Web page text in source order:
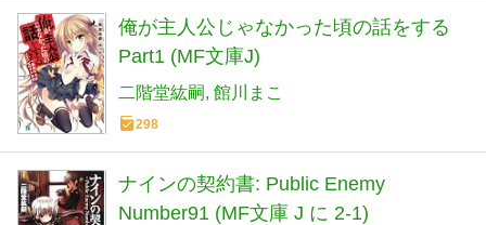
俺が主人公じゃなかった頃の話をする
Part1 (MF文庫J)
二階堂紘嗣 館川まこ
298
ナインの契約書: Public Enemy
Number91 (MF文庫 J に 2-1)